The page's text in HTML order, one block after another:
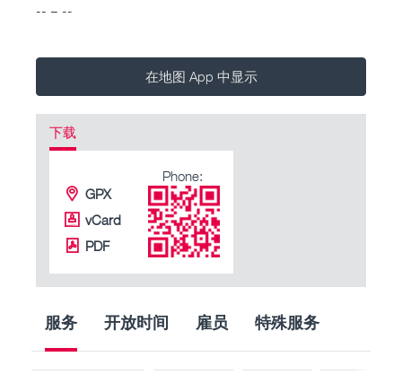
-- – --
在地图 App 中显示
下载
GPX
vCard
PDF
Phone:
服务 开放时间 雇员 特殊服务